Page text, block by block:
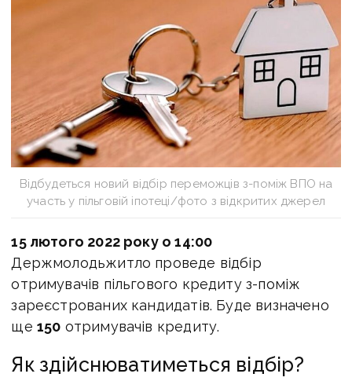
Відбудеться новий відбір переможців з-поміж ВПО на
участь у пільговій іпотеці/фото з відкритих джерел
15 лютого 2022 року о 14:00
Держмолодьжитло проведе відбір
отримувачів пільгового кредиту з-поміж
зареєстрованих кандидатів. Буде визначено
ще 150 отримувачів кредиту.
Як здійснюватиметься відбір?